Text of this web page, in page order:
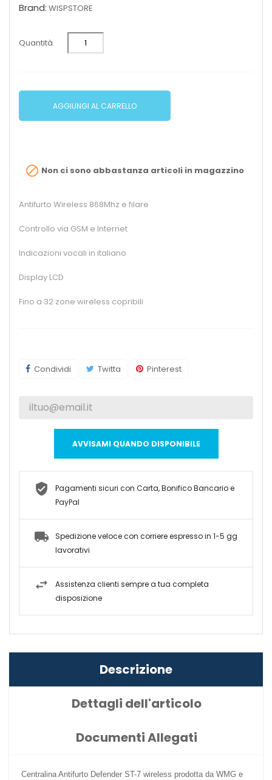
Brand: WISPSTORE
Quantità
AGGIUNGI AL CARRELLO
 Non ci sono abbastanza articoli in magazzino
Antifurto Wireless 868Mhz e filare
Controllo via GSM e Internet
Indicazioni vocali in italiano
Display LCD
Fino a 32 zone wireless copribili
Condividi Twitta Pinterest
AVVISAMI QUANDO DISPONIBILE
Pagamenti sicuri con Carta, Bonifico Bancario e
PayPal
Spedizione veloce con corriere espresso in 1-5 gg
lavorativi
Assistenza clienti sempre a tua completa
disposizione
Descrizione
Dettagli dell'articolo
Documenti Allegati
Centralina Antifurto Defender ST-7 wireless prodotta da WMG e